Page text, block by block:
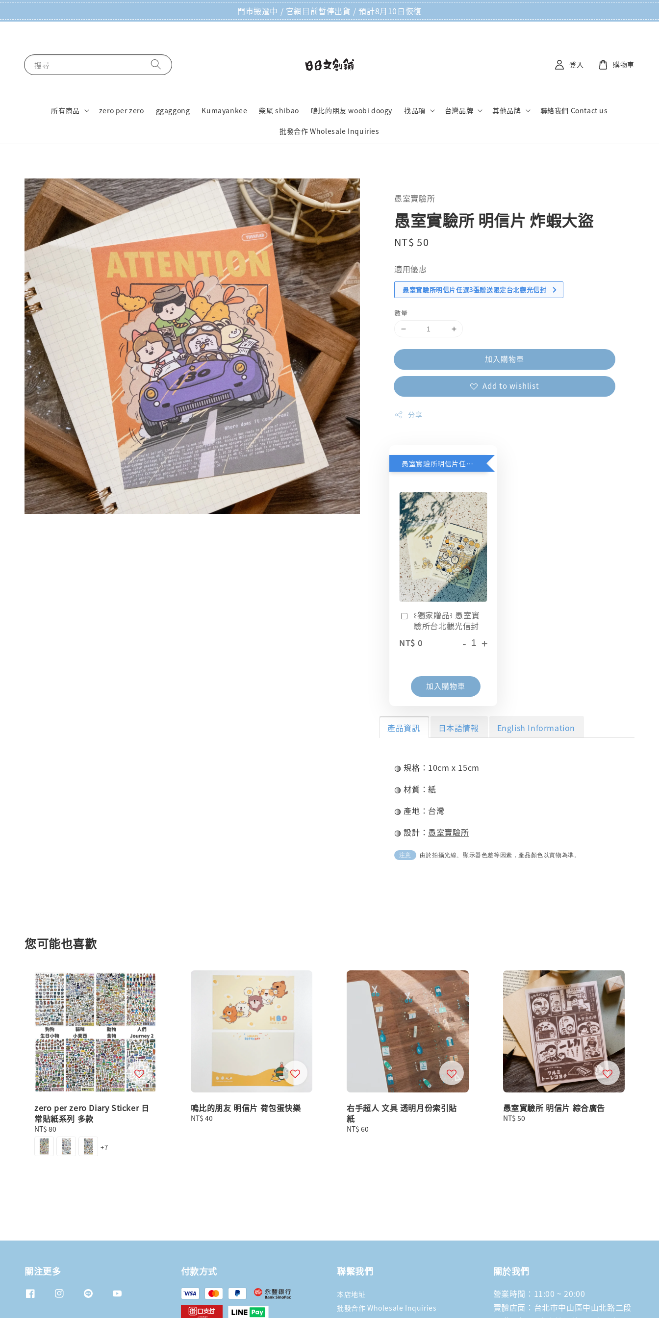
門市搬遷中 / 官網目前暫停出貨 / 預計8月10日恢復
搜尋
所有商品 zero per zero ggaggong Kumayankee 柴尾 shibao 嗚比的朋友 woobi doogy 找品項 台灣品牌 其他品牌 聯絡我們 Contact us
批發合作 Wholesale Inquiries
登入 購物車
愚室實驗所
愚室實驗所 明信片 炸蝦大盜
Regular
NT$ 50
適用優惠
愚室實驗所明信片任選3張贈送限定台北觀光信封
數量
加入購物車
Add to wishlist
分享
愚室實驗所明信片任選3張贈送限定台北觀光信封
꒰獨家贈品꒱ 愚室實
驗所台北觀光信封
NT$ 0
- +
加入購物車
產品資訊 日本語情報 English Information
◍ 規格：10cm x 15cm
◍ 材質：紙
◍ 產地：台灣
◍ 設計： 愚室實驗所
注意 由於拍攝光線、顯示器色差等因素，產品顏色以實物為準。
您可能也喜歡
zero per zero Diary Sticker 日
常貼紙系列 多款
Regular
price
NT$ 80
+7
嗚比的朋友 明信片 荷包蛋快樂
Regular
NT$ 40
右手超人 文具 透明月份索引貼
紙
Regular
NT$ 60
愚室實驗所 明信片 綜合廣告
Regular
NT$ 50
關注更多 付款方式 聯繫我們
本店地址
批發合作 Wholesale Inquiries
關於我們
營業時間：11:00 ~ 20:00
實體店面：台北市中山區中山北路二段